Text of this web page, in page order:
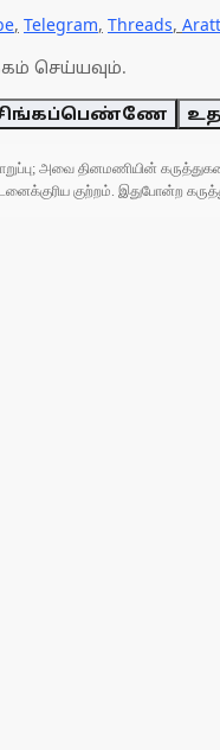
, Telegram, Threads,
செய்யவும்.
அவை தினமணியின்
குற்றம். இதுபோன்ற